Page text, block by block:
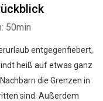
50min
entgegenfiebert,
heiß auf etwas ganz
die Grenzen in
sind. Außerdem